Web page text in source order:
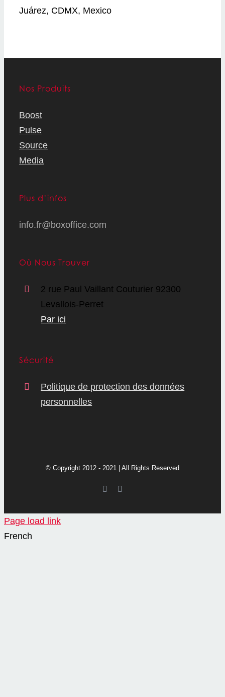
Juárez, CDMX, Mexico
Nos Produits
Boost
Pulse
Source
Media
Plus d’infos
info.fr@boxoffice.com
Où Nous Trouver
2 rue Paul Vaillant Couturier 92300
Levallois-Perret
Par ici
Sécurité
Politique de protection des données
personnelles
© Copyright 2012 - 2021 | All Rights Reserved
LinkedIn
Page load link
French